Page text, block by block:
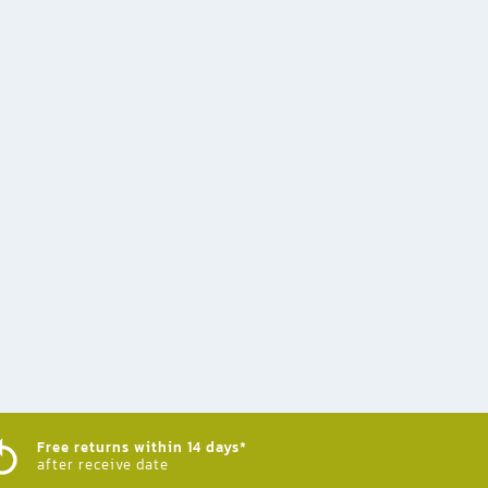
Free returns within 14 days*
after receive date